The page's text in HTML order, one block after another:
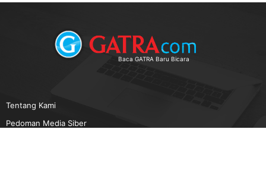
Baca GATRA Baru Bicara
Tentang Kami
Pedoman Media Siber